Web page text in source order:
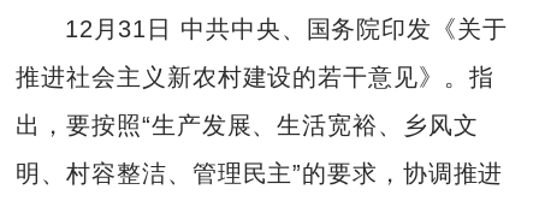
12月31日 中共中央、国务院印发《关于
推进社会主义新农村建设的若干意见》。指
出，要按照“生产发展、生活宽裕、乡风文
明、村容整洁、管理民主”的要求，协调推进